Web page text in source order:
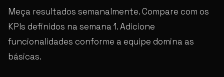
Meça resultados semanalmente. Compare com os
KPIs definidos na semana 1. Adicione
funcionalidades conforme a equipe domina as
básicas.